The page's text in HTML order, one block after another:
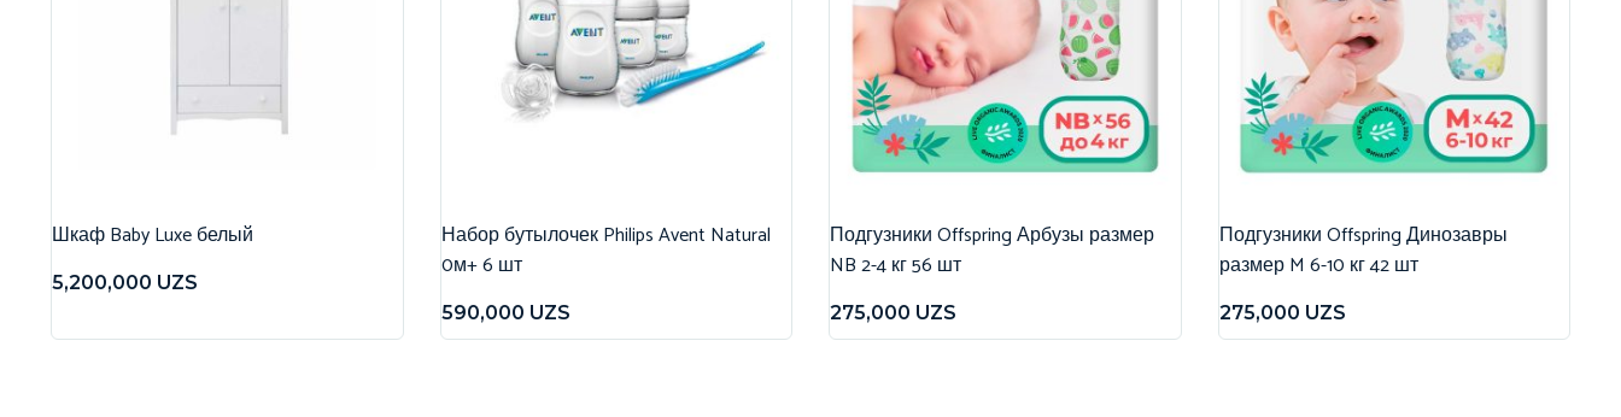
Шкаф Baby Luxe белый
5,200,000 UZS
Набор бутылочек Philips Avent Natural
0м+ 6 шт
590,000 UZS
Подгузники Offspring Арбузы размер
NB 2-4 кг 56 шт
275,000 UZS
Подгузники Offspring Динозавры
размер M 6-10 кг 42 шт
275,000 UZS